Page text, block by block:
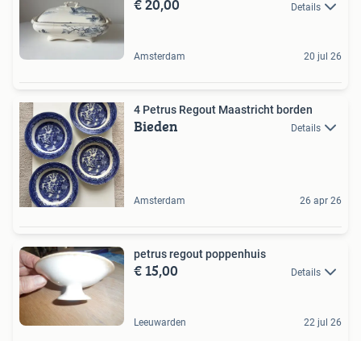
€ 20,00 Details
Amsterdam 20 jul 26
4 Petrus Regout Maastricht borden
Bieden Details
Amsterdam 26 apr 26
petrus regout poppenhuis
€ 15,00 Details
Leeuwarden 22 jul 26